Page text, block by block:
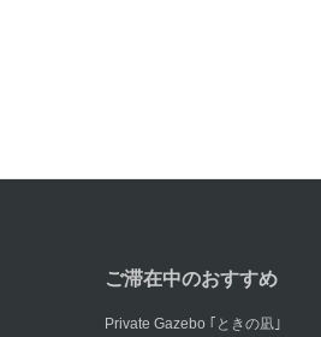
ご滞在中のおすすめ
Private Gazebo ｢ときの凪｣